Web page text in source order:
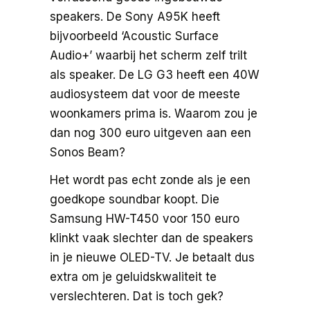
speakers. De Sony A95K heeft
bijvoorbeeld ‘Acoustic Surface
Audio+’ waarbij het scherm zelf trilt
als speaker. De LG G3 heeft een 40W
audiosysteem dat voor de meeste
woonkamers prima is. Waarom zou je
dan nog 300 euro uitgeven aan een
Sonos Beam?
Het wordt pas echt zonde als je een
goedkope soundbar koopt. Die
Samsung HW-T450 voor 150 euro
klinkt vaak slechter dan de speakers
in je nieuwe OLED-TV. Je betaalt dus
extra om je geluidskwaliteit te
verslechteren. Dat is toch gek?